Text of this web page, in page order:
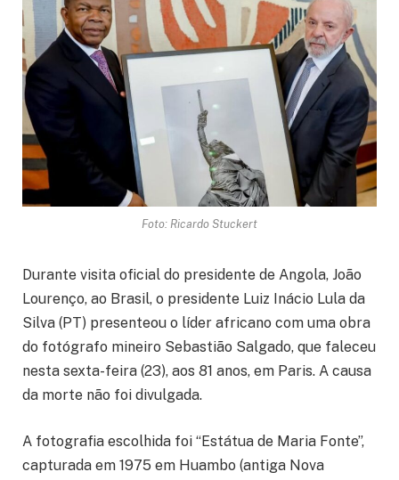
Foto: Ricardo Stuckert
Durante visita oficial do presidente de Angola, João
Lourenço, ao Brasil, o presidente Luiz Inácio Lula da
Silva (PT) presenteou o líder africano com uma obra
do fotógrafo mineiro Sebastião Salgado, que faleceu
nesta sexta-feira (23), aos 81 anos, em Paris. A causa
da morte não foi divulgada.
A fotografia escolhida foi “Estátua de Maria Fonte”,
capturada em 1975 em Huambo (antiga Nova